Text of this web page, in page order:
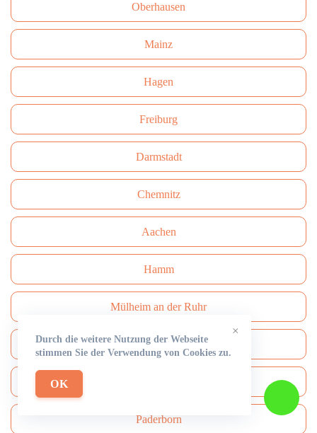
Oberhausen
Mainz
Hagen
Freiburg
Darmstadt
Сhemnitz
Aachen
Hamm
Mülheim an der Ruhr
Mönchengladbach
Paderborn
×
Durch die weitere Nutzung der Webseite
stimmen Sie der Verwendung von Cookies zu.
OK